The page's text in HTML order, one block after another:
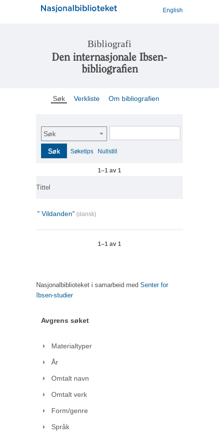
English
Bibliografi
Den internasjonale Ibsen-
bibliografien
Søk Verkliste Om bibliografien
Søk
Søk Søketips Nullstill
1–1 av 1
Tittel
" Vildanden" (dansk)
1–1 av 1
Nasjonalbiblioteket i samarbeid med Senter for
Ibsen-studier
Avgrens søket
Materialtyper
År
Omtalt navn
Omtalt verk
Form/genre
Språk